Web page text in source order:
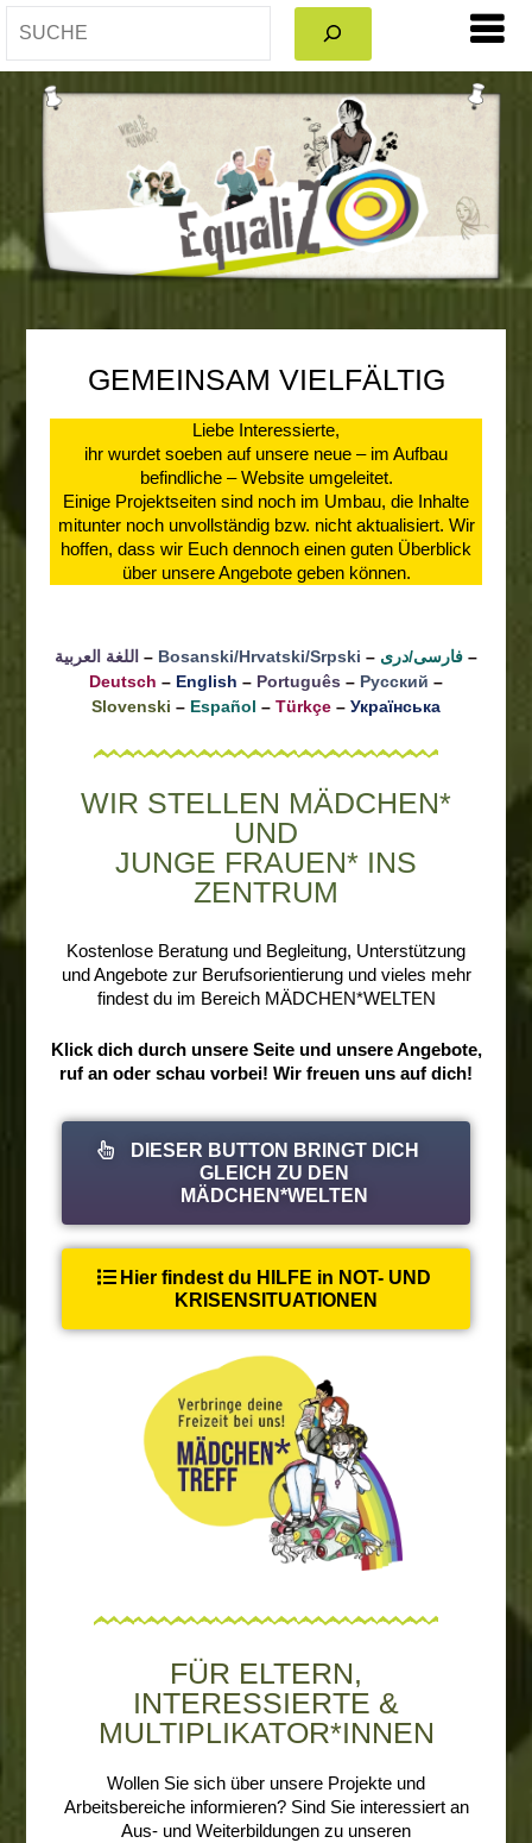
GEMEINSAM VIELFÄLTIG
Liebe Interessierte,
ihr wurdet soeben auf unsere neue – im Aufbau
befindliche – Website umgeleitet.
Einige Projektseiten sind noch im Umbau, die Inhalte
mitunter noch unvollständig bzw. nicht aktualisiert. Wir
hoffen, dass wir Euch dennoch einen guten Überblick
über unsere Angebote geben können.
اللغة العربية – Bosanski/Hrvatski/Srpski – فارسی/دری –
Deutsch – English – Português – Русский –
Slovenski – Español – Türkçe – Українська
WIR STELLEN MÄDCHEN*
UND
JUNGE FRAUEN* INS
ZENTRUM
Kostenlose Beratung und Begleitung, Unterstützung
und Angebote zur Berufsorientierung und vieles mehr
findest du im Bereich MÄDCHEN*WELTEN
Klick dich durch unsere Seite und unsere Angebote,
ruf an oder schau vorbei! Wir freuen uns auf dich!
DIESER BUTTON BRINGT DICH
GLEICH ZU DEN
MÄDCHEN*WELTEN
Hier findest du HILFE in NOT- UND
KRISENSITUATIONEN
FÜR ELTERN,
INTERESSIERTE &
MULTIPLIKATOR*INNEN
Wollen Sie sich über unsere Projekte und
Arbeitsbereiche informieren? Sind Sie interessiert an
Aus- und Weiterbildungen zu unseren